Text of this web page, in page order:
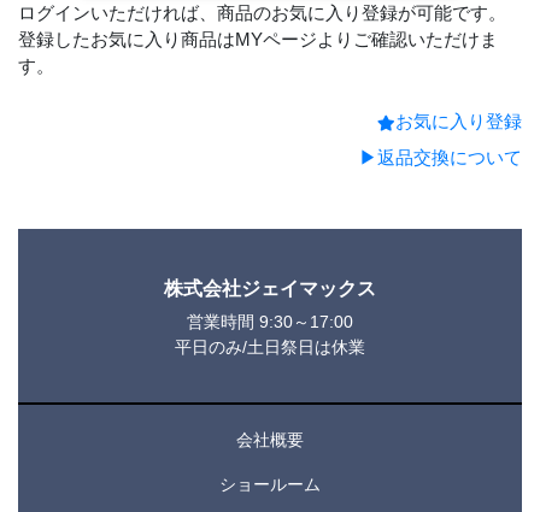
ログインいただければ、商品のお気に入り登録が可能です。
登録したお気に入り商品はMYページよりご確認いただけま
す。
お気に入り登録
▶返品交換について
株式会社ジェイマックス
営業時間 9:30～17:00
平日のみ/土日祭日は休業
会社概要
ショールーム